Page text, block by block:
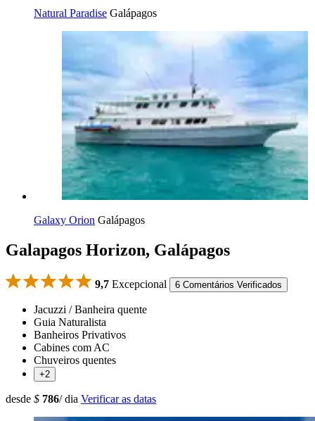
Natural Paradise Galápagos
Galaxy Orion Galápagos
Galapagos Horizon, Galápagos
9,7 Excepcional 6 Comentários Verificados
Jacuzzi / Banheira quente
Guia Naturalista
Banheiros Privativos
Cabines com AC
Chuveiros quentes
+2
desde $ 786/ dia Verificar as datas